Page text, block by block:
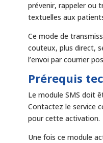
prévenir, rappeler ou
textuelles aux
Ce mode de
couteux, plus direct,
l’envoi par courrier
Prérequis
Le module SMS doit
Contactez le service
pour cette activation.
Une fois ce module